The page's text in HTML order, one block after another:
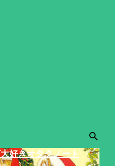
好きオタクノート